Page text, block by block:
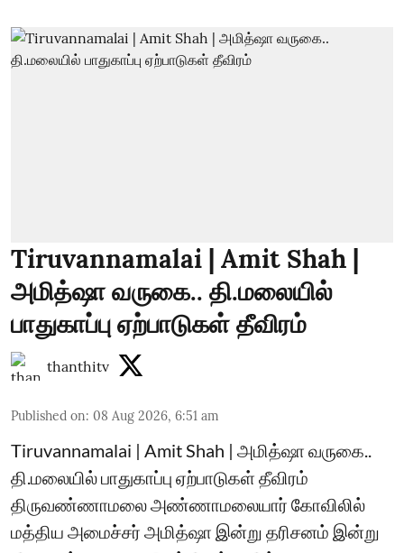
Tiruvannamalai | Amit Shah |
அமித்ஷா வருகை.. தி.மலையில்
பாதுகாப்பு ஏற்பாடுகள் தீவிரம்
thanthitv
Published on: 08 Aug 2026, 6:51 am
Tiruvannamalai | Amit Shah | அமித்ஷா வருகை..
தி.மலையில் பாதுகாப்பு ஏற்பாடுகள் தீவிரம்
திருவண்ணாமலை அண்ணாமலையார் கோவிலில்
மத்திய அமைச்சர் அமித்ஷா இன்று தரிசனம் இன்று